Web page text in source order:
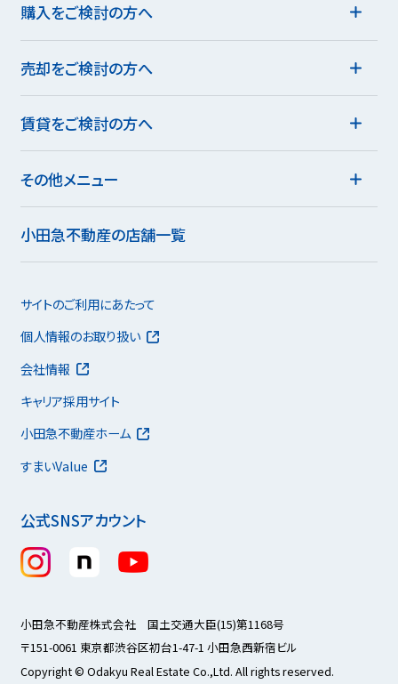
購入をご検討の方へ
売却をご検討の方へ
賃貸をご検討の方へ
その他メニュー
小田急不動産の店舗一覧
公式SNSアカウント
サイトのご利用にあたって
個人情報のお取り扱い
会社情報
キャリア採用サイト
小田急不動産ホーム
すまいValue
小田急不動産株式会社 国土交通大臣(15)第1168号
〒151-0061 東京都渋谷区初台1-47-1 小田急西新宿ビル
Copyright © Odakyu Real Estate Co.,Ltd. All rights reserved.